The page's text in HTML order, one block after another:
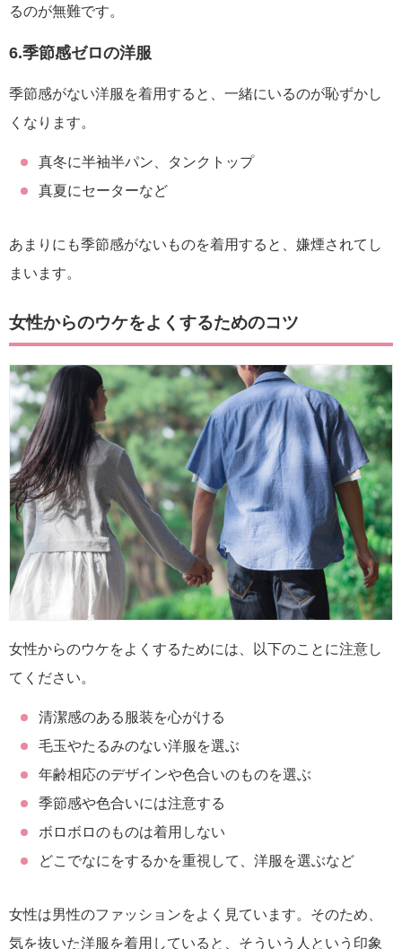
るのが無難です。
6.季節感ゼロの洋服
季節感がない洋服を着用すると、一緒にいるのが恥ずかし
くなります。
真冬に半袖半パン、タンクトップ
真夏にセーターなど
あまりにも季節感がないものを着用すると、嫌煙されてし
まいます。
女性からのウケをよくするためのコツ
女性からのウケをよくするためには、以下のことに注意し
てください。
清潔感のある服装を心がける
毛玉やたるみのない洋服を選ぶ
年齢相応のデザインや色合いのものを選ぶ
季節感や色合いには注意する
ボロボロのものは着用しない
どこでなにをするかを重視して、洋服を選ぶなど
女性は男性のファッションをよく見ています。そのため、
気を抜いた洋服を着用していると、そういう人という印象